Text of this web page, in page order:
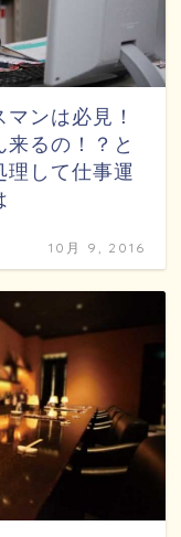
マンは必見！
るの！？と
理して仕事運
10月 9, 2016